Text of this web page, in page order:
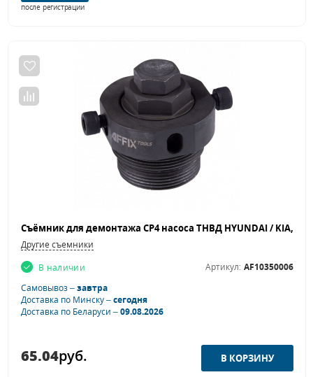
после регистрации
Другие съемники
В наличии
Артикул: AF10350006
Самовывоз –завтра
Доставка по Минску –сегодня
Доставка по Беларуси –09.08.2026
65.04руб.